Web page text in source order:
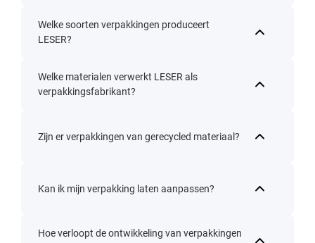
Welke soorten verpakkingen produceert
LESER?
Welke materialen verwerkt LESER als
verpakkingsfabrikant?
Zijn er verpakkingen van gerecycled materiaal?
Kan ik mijn verpakking laten aanpassen?
Hoe verloopt de ontwikkeling van verpakkingen